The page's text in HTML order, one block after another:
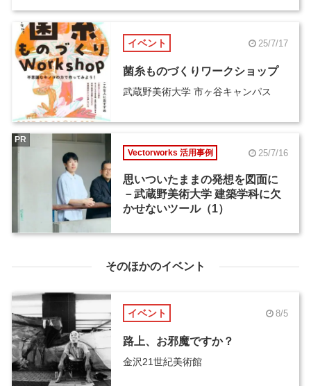
イベント 25/7/17
菌糸ものづくりワークショップ
武蔵野美術大学 市ヶ谷キャンパス
Vectorworks 活用事例 25/7/16
思いついたままの発想を図面に
－武蔵野美術大学 建築学科に欠
かせないツール（1）
PR
そのほかのイベント
イベント 8/5
路上、お邪魔ですか？
金沢21世紀美術館